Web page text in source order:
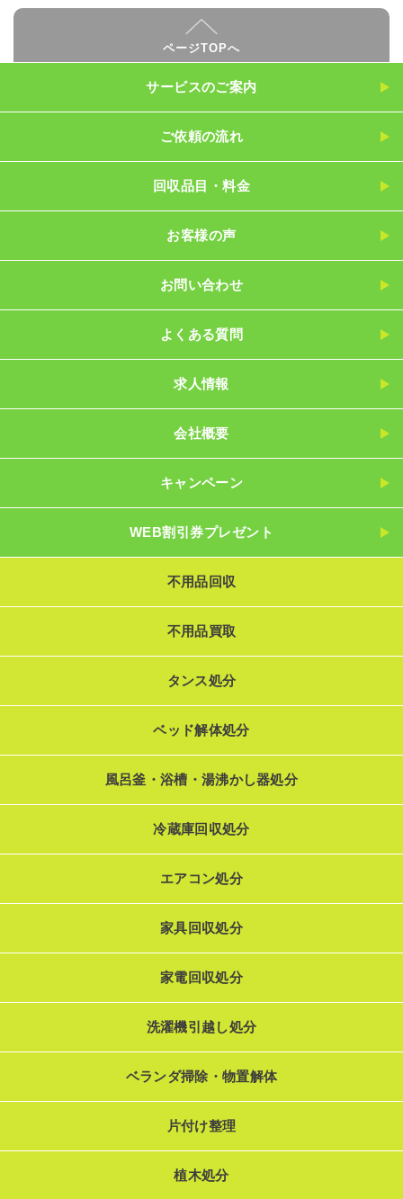
ページTOPへ
サービスのご案内
ご依頼の流れ
回収品目・料金
お客様の声
お問い合わせ
よくある質問
求人情報
会社概要
キャンペーン
WEB割引券プレゼント
不用品回収
不用品買取
タンス処分
ベッド解体処分
風呂釜・浴槽・湯沸かし器処分
冷蔵庫回収処分
エアコン処分
家具回収処分
家電回収処分
洗濯機引越し処分
ベランダ掃除・物置解体
片付け整理
植木処分